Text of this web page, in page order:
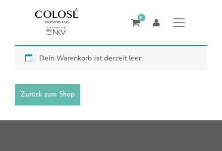
0
Dein Warenkorb ist derzeit leer.
Zurück zum Shop